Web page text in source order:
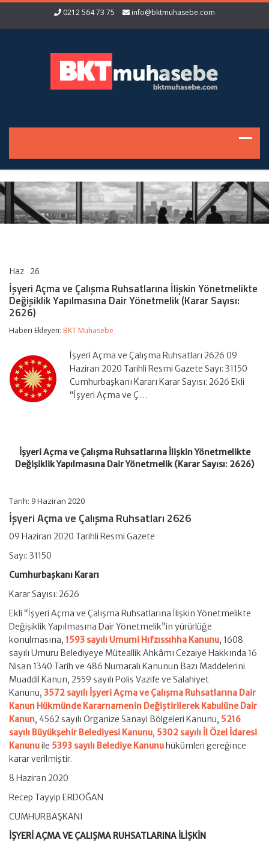
0212 564 73 75 info@bktmuhasebe.com
Haz 26
ve
Çalışma
Yönetmelikte
Yapılmasına
Yönetmelik
(Karar
Sayısı:
İşyeri Açma ve Çalışma Ruhsatlarına İlişkin Yönetmelikte
Değişiklik Yapılmasına Dair Yönetmelik (Karar Sayısı:
2626)
Haberi Ekleyen: BKT Muhasebe
İşyeri Açma ve Çalışma Ruhsatları 2626 09
Haziran 2020 Tarihli Resmi Gazete Sayı: 31150
Cumhurbaşkanı Kararı Karar Sayısı: 2626 Ekli
“İşyeri Açma ve Ç…
İşyeri Açma ve Çalışma Ruhsatlarına İlişkin Yönetmelikte
Değişiklik Yapılmasına Dair Yönetmelik (Karar Sayısı: 2626)
Tarih: 9 Haziran 2020
İşyeri Açma ve Çalışma Ruhsatları 2626
09 Haziran 2020 Tarihli Resmi Gazete
Sayı: 31150
Cumhurbaşkanı Kararı
Karar Sayısı: 2626
Ekli “İşyeri Açma ve Çalışma Ruhsatlarına İlişkin Yönetmelikte
Değişiklik Yapılmasına Dair Yönetmelik”in yürürlüğe
konulmasına, 1593 sayılı Umumi Hıfzıssıhha Kanunu, 1608
sayılı Umuru Belediyeye Müteallik Ahkâmı Cezaiye Hakkında 16
Nisan 1340 Tarih ve 486 Numaralı Kanunun Bazı Maddelerini
Muaddil Kanun, 2559 sayılı Polis Vazife ve Salahiyet
Kanunu, 3572 sayılı İşyeri Açma ve Çalışma Ruhsatlarına Dair
Kanun Hükmünde Kararnamenin Değiştirilerek Kabulüne Dair
Kanun, 4562 sayılı Organize Sanayi Bölgeleri Kanunu, 5216
sayılı Büyükşehir Belediyesi Kanunu, 5302 sayılı İl Özel İdaresi
Kanunuile 5393 sayılı Belediye Kanunuhükümleri gereğince
karar verilmiştir.
8 Haziran 2020
Recep Tayyip ERDOĞAN
CUMHURBAŞKANI
İŞYERİ AÇMA VE ÇALIŞMA RUHSATLARINA İLİŞKİN